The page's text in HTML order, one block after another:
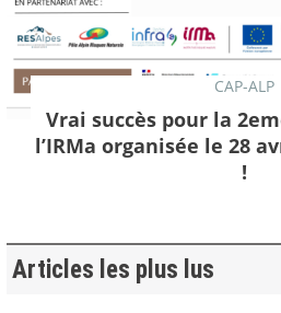
CAP-ALP
Vrai succès pour la
l’IRMa organisée le 28
!
Articles les plus lus